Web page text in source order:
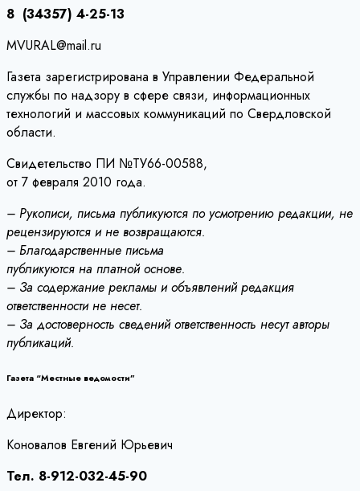
8 (34357) 4-25-13
MVURAL@mail.ru
Газета зарегистрирована в Управлении Федеральной
службы по надзору в сфере связи, информационных
технологий и массовых коммуникаций по Свердловской
области.
Свидетельство ПИ №ТУ66-00588,
от 7 февраля 2010 года.
– Рукописи, письма публикуются по усмотрению редакции, не
рецензируются и не возвращаются.
– Благодарственные письма
публикуются на платной основе.
– За содержание рекламы и объявлений редакция
ответственности не несет.
– За достоверность сведений ответственность несут авторы
публикаций.
Газета “Местные ведомости”
Директор:
Коновалов Евгений Юрьевич
Тел. 8-912-032-45-90